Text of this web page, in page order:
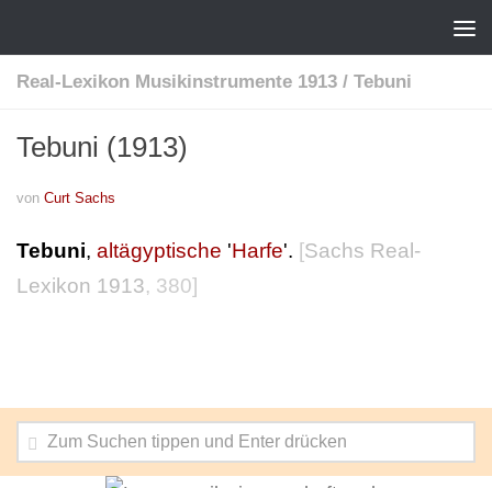
Real-Lexikon Musikinstrumente 1913 / Tebuni
Tebuni (1913)
von Curt Sachs
Tebuni, altägyptische 'Harfe'. [Sachs Real-
Lexikon 1913, 380]